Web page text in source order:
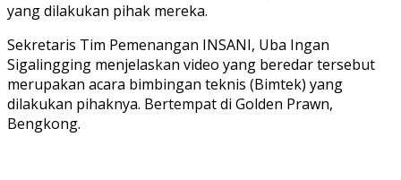
yang dilakukan pihak mereka.
Sekretaris Tim Pemenangan INSANI, Uba Ingan
Sigalingging menjelaskan video yang beredar tersebut
merupakan acara bimbingan teknis (Bimtek) yang
dilakukan pihaknya. Bertempat di Golden Prawn,
Bengkong.